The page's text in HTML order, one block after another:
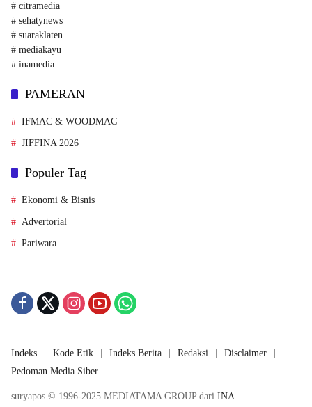
# citramedia
# sehatynews
# suaraklaten
# mediakayu
# inamedia
PAMERAN
IFMAC & WOODMAC
JIFFINA 2026
Populer Tag
Ekonomi & Bisnis
Advertorial
Pariwara
Indeks Kode Etik Indeks Berita Redaksi
Disclaimer
Pedoman Media Siber
suryapos © 1996-2025 MEDIATAMA GROUP dari INA